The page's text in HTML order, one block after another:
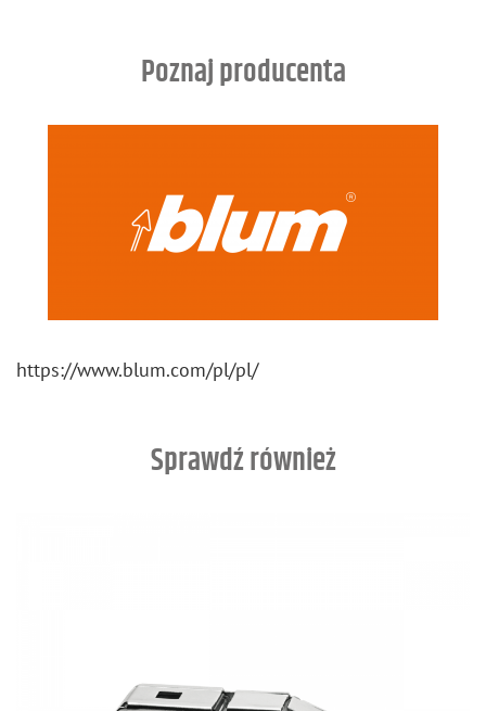
Poznaj producenta
https://​www.​blum.​com/​pl/​pl/
Sprawdź również